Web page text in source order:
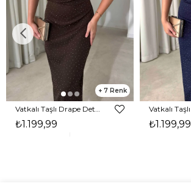
7
₺1.199,99 ₺1.199,99